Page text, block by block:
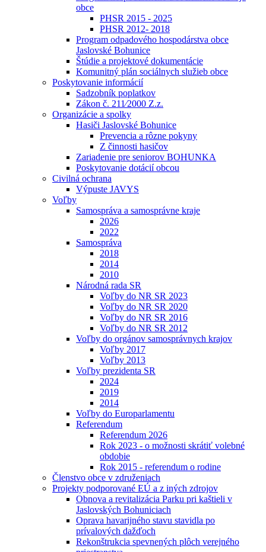
obce
PHSR 2015 - 2025
PHSR 2012- 2018
Program odpadového hospodárstva obce
Jaslovské Bohunice
Štúdie a projektové dokumentácie
Komunitný plán sociálnych služieb obce
Poskytovanie informácií
Sadzobník poplatkov
Zákon č. 211⁄2000 Z.z.
Organizácie a spolky
Hasiči Jaslovské Bohunice
Prevencia a rôzne pokyny
Z činnosti hasičov
Zariadenie pre seniorov BOHUNKA
Poskytovanie dotácií obcou
Civilná ochrana
Výpuste JAVYS
Voľby
Samospráva a samosprávne kraje
2026
2022
Samospráva
2018
2014
2010
Národná rada SR
Voľby do NR SR 2023
Voľby do NR SR 2020
Voľby do NR SR 2016
Voľby do NR SR 2012
Voľby do orgánov samosprávnych krajov
Voľby 2017
Voľby 2013
Voľby prezidenta SR
2024
2019
2014
Voľby do Europarlamentu
Referendum
Referendum 2026
Rok 2023 - o možnosti skrátiť volebné
obdobie
Rok 2015 - referendum o rodine
Členstvo obce v združeniach
Projekty podporované EÚ a z iných zdrojov
Obnova a revitalizácia Parku pri kaštieli v
Jaslovských Bohuniciach
Oprava havarijného stavu stavidla po
prívalových dažďoch
Rekonštrukcia spevnených plôch verejného